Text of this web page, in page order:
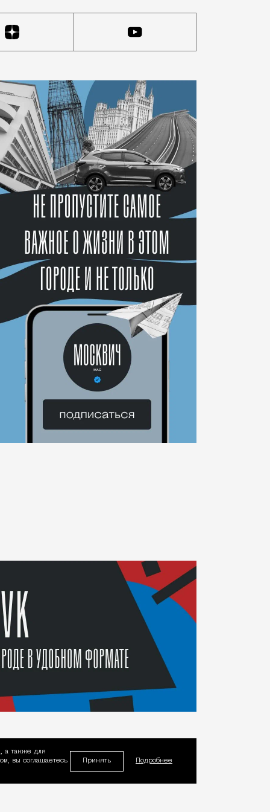
а также для
вы соглашаетесь
Принять Подробнее